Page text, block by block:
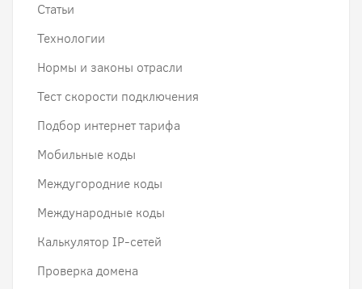
Статьи
Технологии
Нормы и законы отрасли
Тест скорости подключения
Подбор интернет тарифа
Мобильные коды
Междугородние коды
Международные коды
Калькулятор IP-сетей
Проверка домена